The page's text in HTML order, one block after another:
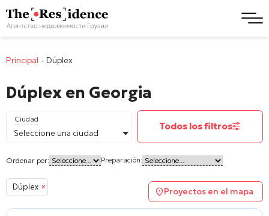
Principal - Dúplex
Dúplex en Georgia
Ciudad
Seleccione una ciudad
Todos los filtros
Ordenar por: Preparación:
Dúplex × Proyectos en el mapa